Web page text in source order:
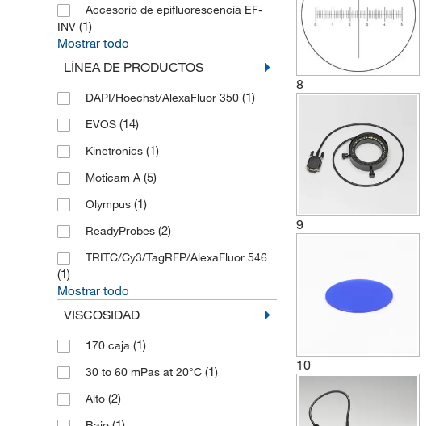
Speirs Robertson(1)
Thermo APD Consumables
Thermo Scientific (2)
Thermo Scientific Alfa Aesar(1)
ULS Unity Lab Services
Vision Engineering
Zeiss(261)
Accesorio de epifluorescencia EF-
INV (1)
Mostrar todo
LÍNEA DE PRODUCTOS
DAPI/Hoechst/AlexaFluor 350 (1)
EVOS (14)
Kinetronics (1)
Moticam A (5)
Olympus (1)
ReadyProbes (2)
TRITC/Cy3/TagRFP/AlexaFluor 546
(1)
Mostrar todo
VISCOSIDAD
170 caja (1)
30 to 60 mPas at 20°C (1)
Alto (2)
8
9
10